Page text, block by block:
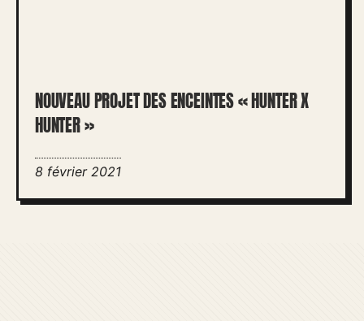
NOUVEAU PROJET DES ENCEINTES « HUNTER X
HUNTER »
8 février 2021